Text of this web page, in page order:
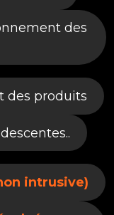
des
des produits​
intrusive)